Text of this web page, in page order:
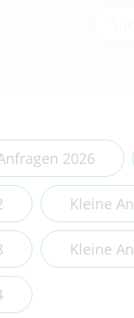
2026
Kleine
Kleine